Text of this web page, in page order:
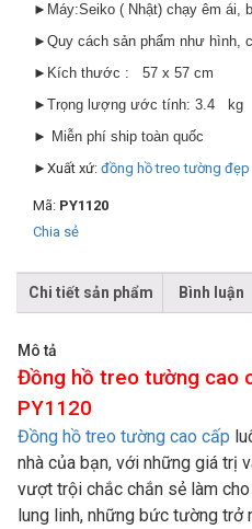
►Máy:Seiko ( Nhật) chạy êm ái,
►Quy cách sản phẩm như hình,
►Kích thước : 57 x 57 cm
►Trọng lượng ước tính: 3.4 kg
► Miễn phí ship toàn quốc
►Xuất xứ: đồng hồ treo tường đẹp
Mã: PY1120
Chia sẻ
Chi tiết sản phẩm Bình luận
Mô tả
Đồng hồ treo tường cao
PY1120
Đồng hồ treo tường cao cấp
nhà của bạn, với những giá trị
vượt trội chắc chắn sẻ làm
lung linh, những bức tường trở